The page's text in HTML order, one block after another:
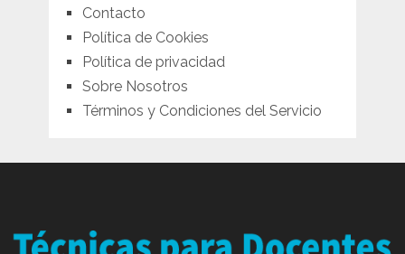
Contacto
Política de Cookies
Política de privacidad
Sobre Nosotros
Términos y Condiciones del Servicio